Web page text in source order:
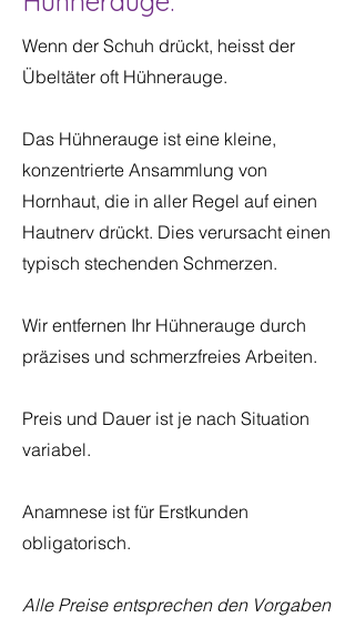
Wenn der Schuh drückt, heisst der
Übeltäter oft Hühnerauge.
Das Hühnerauge ist eine kleine,
konzentrierte Ansammlung von
Hornhaut, die in aller Regel auf einen
Hautnerv drückt. Dies verursacht einen
typisch stechenden Schmerzen.
Wir entfernen Ihr Hühnerauge durch
präzises und schmerzfreies Arbeiten.
Preis und Dauer ist je nach Situation
variabel.
Anamnese ist für Erstkunden
obligatorisch.
Alle Preise entsprechen den Vorgaben